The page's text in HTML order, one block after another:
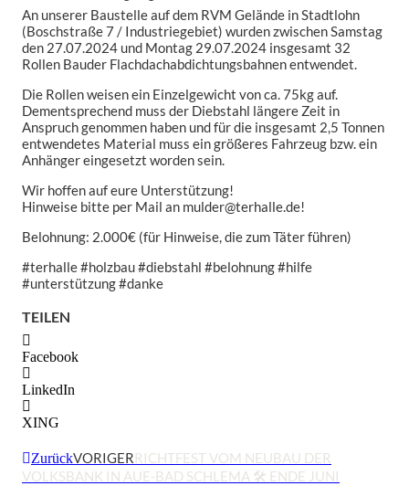
An unserer Baustelle auf dem RVM Gelände in Stadtlohn
(Boschstraße 7 / Industriegebiet) wurden zwischen Samstag
den 27.07.2024 und Montag 29.07.2024 insgesamt 32
Rollen Bauder Flachdachabdichtungsbahnen entwendet.
Die Rollen weisen ein Einzelgewicht von ca. 75kg auf.
Dementsprechend muss der Diebstahl längere Zeit in
Anspruch genommen haben und für die insgesamt 2,5 Tonnen
entwendetes Material muss ein größeres Fahrzeug bzw. ein
Anhänger eingesetzt worden sein.
Wir hoffen auf eure Unterstützung!
Hinweise bitte per Mail an mulder@terhalle.de!
Belohnung: 2.000€ (für Hinweise, die zum Täter führen)
#terhalle #holzbau #diebstahl #belohnung #hilfe
#unterstützung #danke
TEILEN
Facebook
LinkedIn
XING
ZurückVORIGERRICHTFEST VOM NEUBAU DER
VOLKSBANK IN AUE-BAD SCHLEMA 🛠 ENDE JUNI